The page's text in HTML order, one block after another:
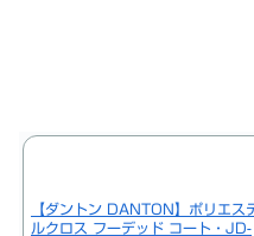
【ダントン DANTON】ポリエス
ルクロス フーデッド コート・JD-